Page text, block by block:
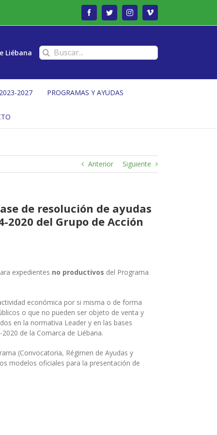
FacebookTwitterInstagramVimeo
Liébana Buscar:
2027 PROGRAMAS Y AYUDAS
Anterior Siguiente
de resolución de ayudas
del Grupo de Acción
expedientes no productivos del Programa
económica por si misma o de forma
o que no pueden ser objeto de venta y
en la normativa Leader y en las bases
de la Comarca de Liébana.
(Convocatoria, Régimen de Ayudas y
modelos oficiales para la presentación de